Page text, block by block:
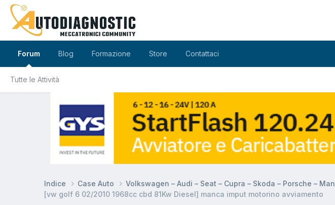
Forum
Tutte le Attività
Blog Formazione Store Contattaci
Indice Case Auto Volkswagen – Audi – Seat – Cupra – Skoda – Porsche – Man
[vw golf 6 02/2010 1968cc cbd 81Kw Diesel] manca imput motorino avviamento